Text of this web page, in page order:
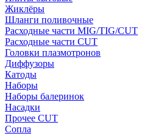
Жиклёры
Шланги поливочные
Расходные части MIG/TIG/CUT
Расходные части CUT
Головки плазмотронов
Диффузоры
Катоды
Наборы
Наборы балеринок
Насадки
Прочее CUT
Сопла